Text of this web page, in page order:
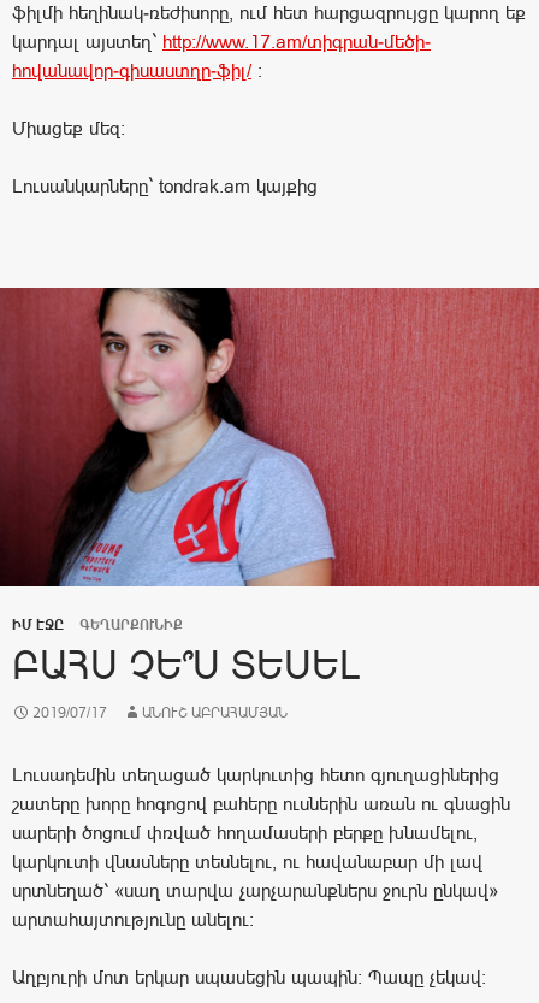
ֆիլմի հեղինակ-ռեժիսորը, ում հետ հարցազրույցը կարող եք
կարդալ այստեղ` http://www.17.am/տիգրան-մեծի-
հովանավոր-գիսաստղը-ֆիլ/:
Միացեք մեզ:
Լուսանկարները` tondrak.am կայքից
ԻՄ ԷՋԸ ԳԵՂԱՐՔՈՒՆԻՔ
ԲԱՀՍ ՉԵ՞Ս ՏԵՍԵԼ
2019/07/17 ԱՆՈՒՇ ԱԲՐԱՀԱՄՅԱՆ
Լուսադեմին տեղացած կարկուտից հետո գյուղացիներից
շատերը խորը հոգոցով բահերը ուսներին առան ու գնացին
սարերի ծոցում փռված հողամասերի բերքը խնամելու,
կարկուտի վնասները տեսնելու, ու հավանաբար մի լավ
սրտնեղած՝ «սաղ տարվա չարչարանքներս ջուրն ընկավ»
արտահայտությունը անելու:
Աղբյուրի մոտ երկար սպասեցին պապին: Պապը չեկավ: